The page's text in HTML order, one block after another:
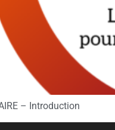
– Introduction